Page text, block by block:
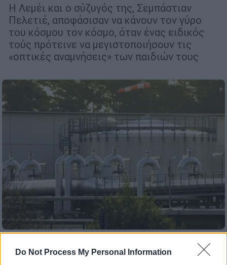
Do Not Process My Personal Information
Η Λεμέι και ο σύζυγός της, Σεμπάστιαν
Πελετιέ, αποφάσισαν να κάνουν τον γύρο
του κόσμου τον κόσμο, όταν ένας ειδικός
τούς πρότεινε να μεγιστοποιήσουν τις
«οπτικές αναμνήσεις» των παιδιών τους
Σενάρια για κραχ στην Ευρώπη, ενώ ο